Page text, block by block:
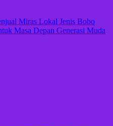
Miras Lokal Jenis Bobo
Masa Depan Generasi Muda